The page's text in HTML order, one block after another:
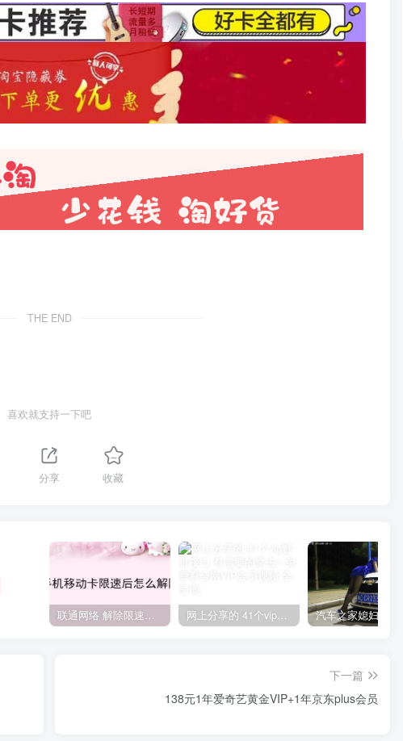
THE END
喜欢就支持一下吧
分享 收藏
联通网络 解除限速方法参考！畅享、畅玩、老白干等及其它地区自测了 网上分享的 41个vip解析接口 有需要的拿去~ 免费看全网VIP会员视频
下一篇
138元1年爱奇艺黄金VIP+1年京东plus会员